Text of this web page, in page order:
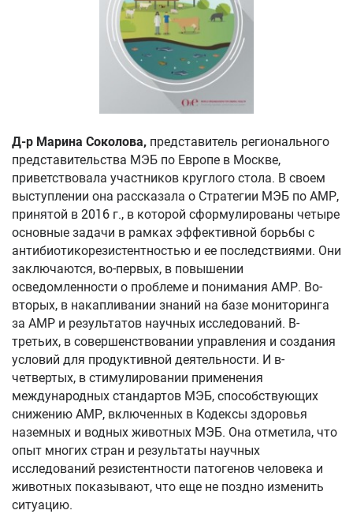
Д-р Марина Соколова, представитель регионального
представительства МЭБ по Европе в Москве,
приветствовала участников круглого стола. В своем
выступлении она рассказала о Стратегии МЭБ по АМР,
принятой в 2016 г., в которой сформулированы четыре
основные задачи в рамках эффективной борьбы с
антибиотикорезистентностью и ее последствиями. Они
заключаются, во-первых, в повышении
осведомленности о проблеме и понимания АМР. Во-
вторых, в накапливании знаний на базе мониторинга
за АМР и результатов научных исследований. В-
третьих, в совершенствовании управления и создания
условий для продуктивной деятельности. И в-
четвертых, в стимулировании применения
международных стандартов МЭБ, способствующих
снижению АМР, включенных в Кодексы здоровья
наземных и водных животных МЭБ. Она отметила, что
опыт многих стран и результаты научных
исследований резистентности патогенов человека и
животных показывают, что еще не поздно изменить
ситуацию.